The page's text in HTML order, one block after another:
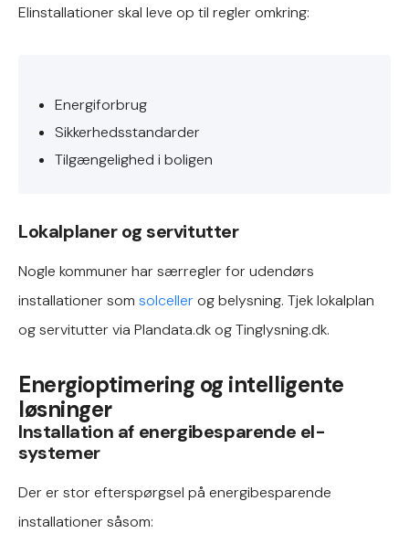
Elinstallationer skal leve op til regler omkring:
Energiforbrug
Sikkerhedsstandarder
Tilgængelighed i boligen
Lokalplaner og servitutter
Nogle kommuner har særregler for udendørs
installationer som solcellerog belysning. Tjek lokalplan
og servitutter via Plandata.dk og Tinglysning.dk.
Energioptimering og intelligente
løsninger
Installation af energibesparende el-
systemer
Der er stor efterspørgsel på energibesparende
installationer såsom: